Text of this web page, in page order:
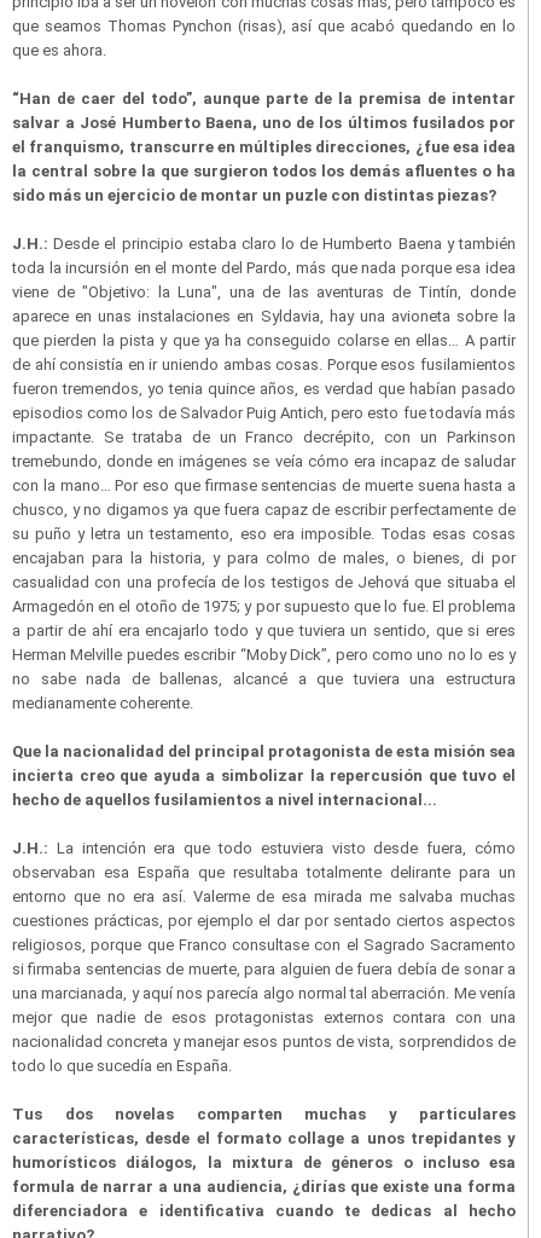
que seamos Thomas Pynchon (risas), así que acabó quedando en lo
que es ahora.
“Han de caer del todo”, aunque parte de la premisa de intentar
salvar a José Humberto Baena, uno de los últimos fusilados por
el franquismo, transcurre en múltiples direcciones, ¿fue esa idea
la central sobre la que surgieron todos los demás afluentes o ha
sido más un ejercicio de montar un puzle con distintas piezas?
J.H.:Desde el principio estaba claro lo de Humberto Baena y también
toda la incursión en el monte del Pardo, más que nada porque esa idea
viene de "Objetivo: la Luna", una de las aventuras de Tintín, donde
aparece en unas instalaciones en Syldavia, hay una avioneta sobre la
que pierden la pista y que ya ha conseguido colarse en ellas… A partir
de ahí consistía en ir uniendo ambas cosas. Porque esos fusilamientos
fueron tremendos, yo tenia quince años, es verdad que habían pasado
episodios como los de Salvador Puig Antich, pero esto fue todavía más
impactante. Se trataba de un Franco decrépito, con un Parkinson
tremebundo, donde en imágenes se veía cómo era incapaz de saludar
con la mano… Por eso que firmase sentencias de muerte suena hasta a
chusco, y no digamos ya que fuera capaz de escribir perfectamente de
su puño y letra un testamento, eso era imposible. Todas esas cosas
encajaban para la historia, y para colmo de males, o bienes, di por
casualidad con una profecía de los testigos de Jehová que situaba el
Armagedón en el otoño de 1975; y por supuesto que lo fue. El problema
a partir de ahí era encajarlo todo y que tuviera un sentido, que si eres
Herman Melville puedes escribir “Moby Dick”, pero como uno no lo es y
no sabe nada de ballenas, alcancé a que tuviera una estructura
medianamente coherente.
Que la nacionalidad del principal protagonista de esta misión sea
incierta creo que ayuda a simbolizar la repercusión que tuvo el
hecho de aquellos fusilamientos a nivel internacional...
J.H.: La intención era que todo estuviera visto desde fuera, cómo
observaban esa España que resultaba totalmente delirante para un
entorno que no era así. Valerme de esa mirada me salvaba muchas
cuestiones prácticas, por ejemplo el dar por sentado ciertos aspectos
religiosos, porque que Franco consultase con el Sagrado Sacramento
si firmaba sentencias de muerte, para alguien de fuera debía de sonar a
una marcianada, y aquí nos parecía algo normal tal aberración. Me venía
mejor que nadie de esos protagonistas externos contara con una
nacionalidad concreta y manejar esos puntos de vista, sorprendidos de
todo lo que sucedía en España.
Tus dos novelas comparten muchas y particulares
características, desde el formato collage a unos trepidantes y
humorísticos diálogos, la mixtura de géneros o incluso esa
formula de narrar a una audiencia, ¿dirías que existe una forma
diferenciadora e identificativa cuando te dedicas al hecho